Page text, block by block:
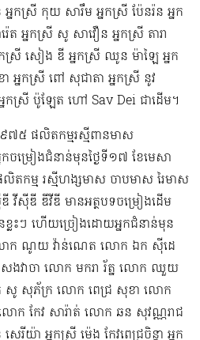
នកស្រី កុយ សារឹម អ្នកស្រី ប៉ែនរ៉ន អ្នក
អ្នកស្រី សូ សាវឿន អ្នកស្រី តារា
ស្រី សៀង ឌី អ្នកស្រី ឈូន ម៉ាឡៃ អ្នក
នកស្រី ពៅ សុជាតា អ្នកស្រី នូវ
កស្រី ប៉ូឡែត ហៅ Sav Dei ជាដើម។
៩៧៥​ ផលិតកម្មរស្មីពានមាស
ចម្រៀងជំនាន់មុនថ្ងៃទី១៧ ខែមេសា
លិតកម្ម រស្មីហង្សមាស ចាបមាស រៃមាស​
វីស៊ីឌី ឌីវីឌី មានអត្ថបទចម្រៀងដើម
លះៗ ហើយច្រៀងដោយអ្នកជំនាន់មុន
លោក ណូយ វ៉ាន់ណេត លោក ឯក ស៊ីដេ​​
ាចា​ លោក មករា រ័ត្ន លោក ឈួយ
សុភ័ក្រ លោក ពេជ្រ សុខា លោក
ក កែវ សារ៉ាត់ លោក ឆន សុវណ្ណរាជ
រីយ៉ា អ្នកស្រី ម៉េង កែវពេជ្រចិន្តា អ្នក